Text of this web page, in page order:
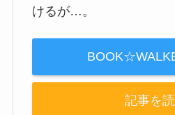
けるが…。
記事を